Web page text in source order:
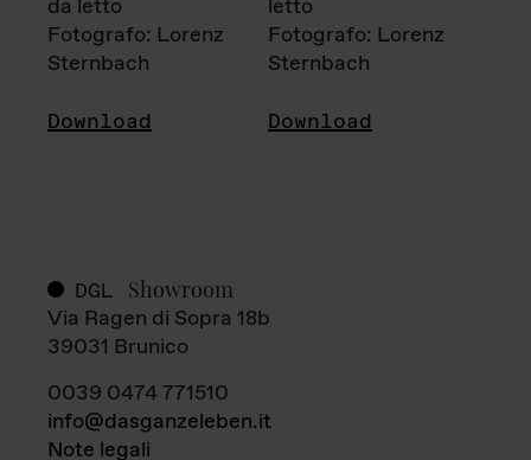
da letto
Fotografo: Lorenz
Sternbach
Download
letto
Fotografo: Lorenz
Sternbach
Download
DGL Showroom
Via Ragen di Sopra 18b
39031 Brunico
0039 0474 771510
info@dasganzeleben.it
Note legali